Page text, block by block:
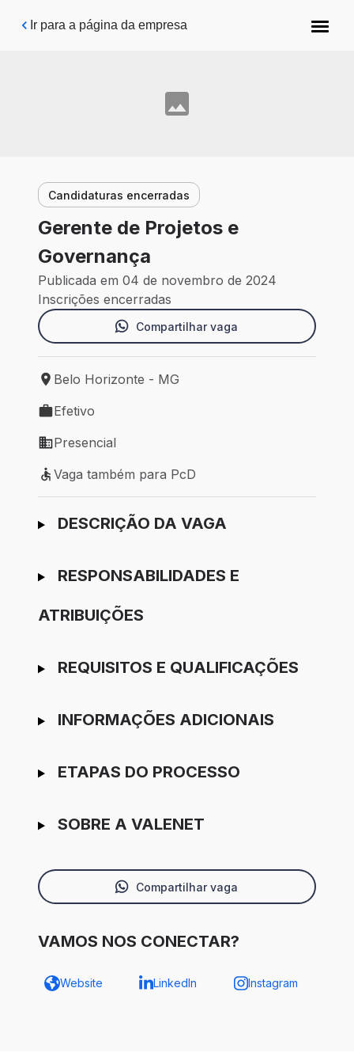
Pular para o conteúdo principal
Ir para a página da empresa
Candidaturas encerradas
Gerente de Projetos e
Governança
Publicada em 04 de novembro de 2024
Inscrições encerradas
Compartilhar vaga
Local de trabalho: Belo Horizonte - MG
Belo Horizonte - MG
Tipo de vaga: Efetivo
Efetivo
Modelo de trabalho: Presencial
Presencial
Vaga também para PcD
Vaga também para PcD
Ir para candidatura
DESCRIÇÃO DA VAGA
RESPONSABILIDADES E
ATRIBUIÇÕES
REQUISITOS E QUALIFICAÇÕES
INFORMAÇÕES ADICIONAIS
ETAPAS DO PROCESSO
SOBRE A VALENET
Compartilhar vaga
VAMOS NOS CONECTAR?
Website LinkedIn Instagram